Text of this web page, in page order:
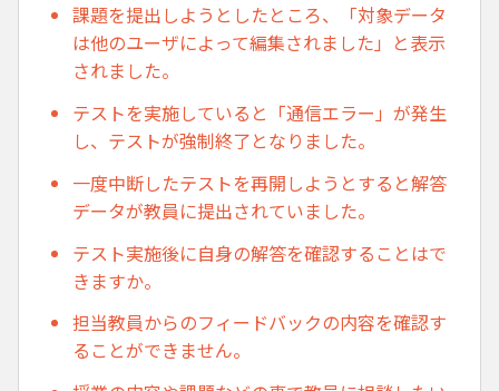
課題を提出しようとしたところ、「対象データ
は他のユーザによって編集されました」と表示
されました。
テストを実施していると「通信エラー」が発生
し、テストが強制終了となりました。
一度中断したテストを再開しようとすると解答
データが教員に提出されていました。
テスト実施後に自身の解答を確認することはで
きますか。
担当教員からのフィードバックの内容を確認す
ることができません。